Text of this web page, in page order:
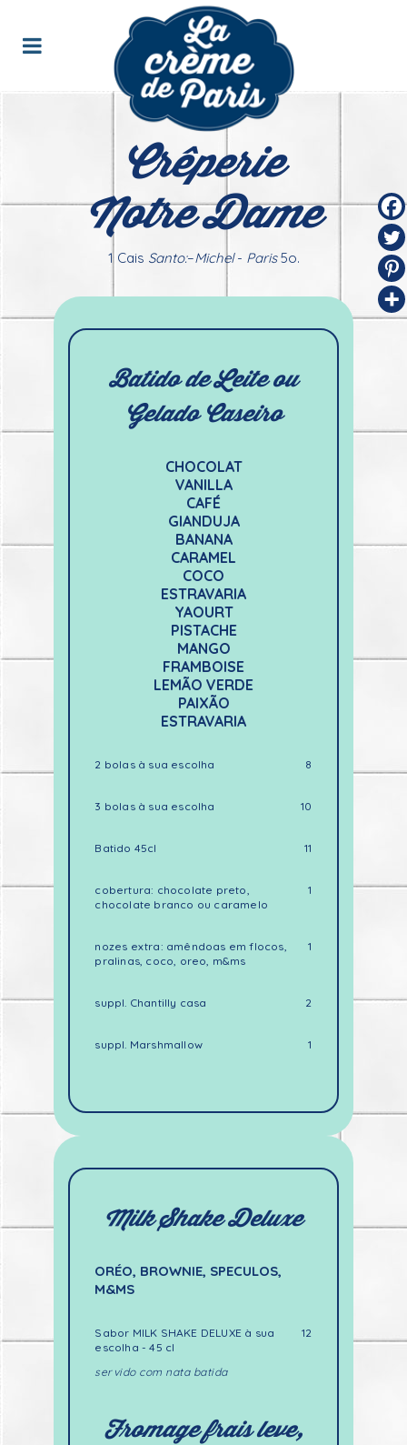
Crêperie
Notre Dame
1 Cais Santo:–Michel- Paris5o.
Batido de Leite ou
Gelado Caseiro
CHOCOLAT
VANILLA
CAFÉ
GIANDUJA
BANANA
CARAMEL
COCO
ESTRAVARIA
YAOURT
PISTACHE
MANGO
FRAMBOISE
LEMÃO VERDE
PAIXÃO
ESTRAVARIA
2 bolas à sua escolha 8
3 bolas à sua escolha 10
Batido 45cl 11
cobertura: chocolate preto,
chocolate branco ou caramelo
1
nozes extra: amêndoas em flocos,
pralinas, coco, oreo, m&ms
1
suppl. Chantilly casa 2
suppl. Marshmallow 1
Milk Shake Deluxe
ORÉO, BROWNIE, SPECULOS,
M&MS
Sabor MILK SHAKE DELUXE à sua
escolha - 45 cl
12
servido com nata batida
Fromage frais leve,